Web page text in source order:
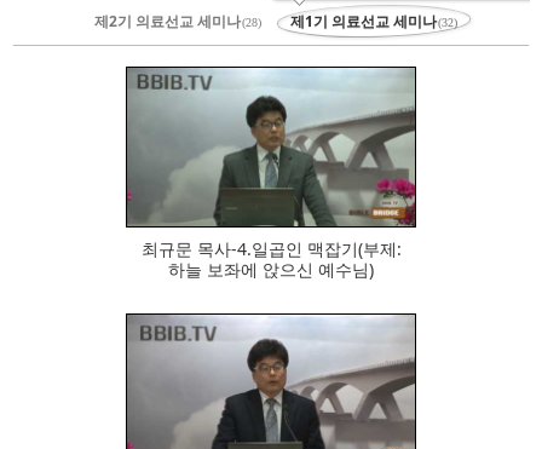
제2기 의료선교 세미나(28) 제1기 의료선교 세미나(32)
846
최규문 목사-4.일곱인 맥잡기(부제:
하늘 보좌에 앉으신 예수님)